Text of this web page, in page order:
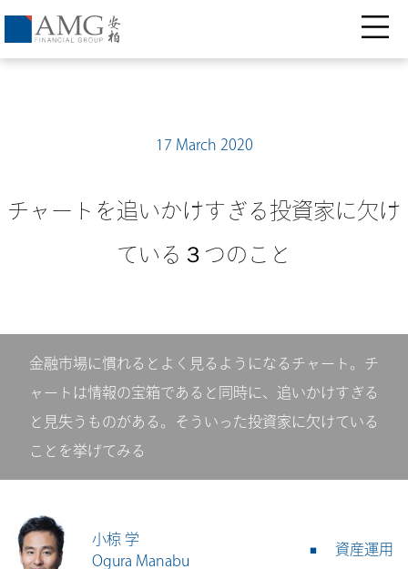
17 March 2020
チャートを追いかけすぎる投資家に欠け
ている３つのこと
金融市場に慣れるとよく見るようになるチャート。チ
ャートは情報の宝箱であると同時に、追いかけすぎる
と見失うものがある。そういった投資家に欠けている
ことを挙げてみる
小椋 学
Ogura Manabu
資産運用